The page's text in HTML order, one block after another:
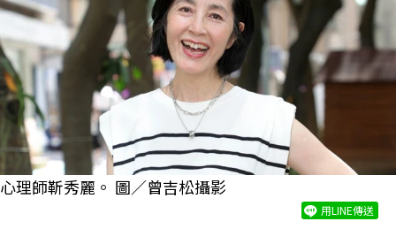
心理師靳秀麗。 圖／曾吉松攝影
用LINE傳送